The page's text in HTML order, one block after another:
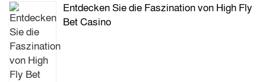
Entdecken Sie die Faszination von High Fly
Bet Casino